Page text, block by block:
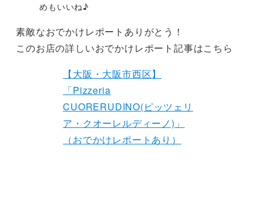
めもいいね♪
素敵なおでかけレポートありがとう！
このお店の詳しいおでかけレポート記事はこちら
【大阪・大阪市西区】
「Pizzeria
CUORERUDINO(ピッツェリ
ア・クオーレルディーノ)」
（おでかけレポートあり）